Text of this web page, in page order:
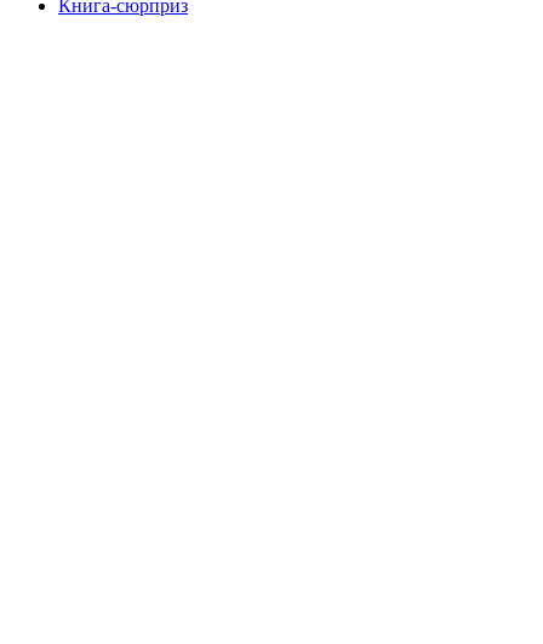
Книга-сюрприз